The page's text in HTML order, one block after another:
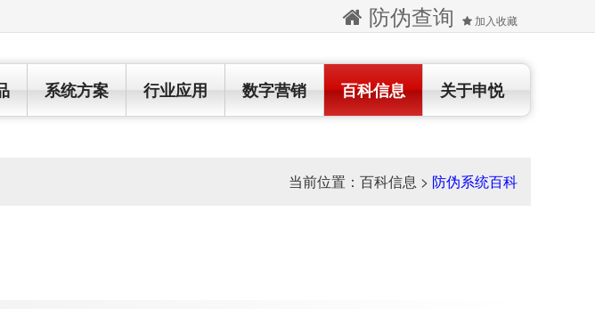
防伪查询 加入收藏
关于申悦
百科信息
数字营销
行业应用
系统方案
当前位置： 百科信息 > 防伪系统百科